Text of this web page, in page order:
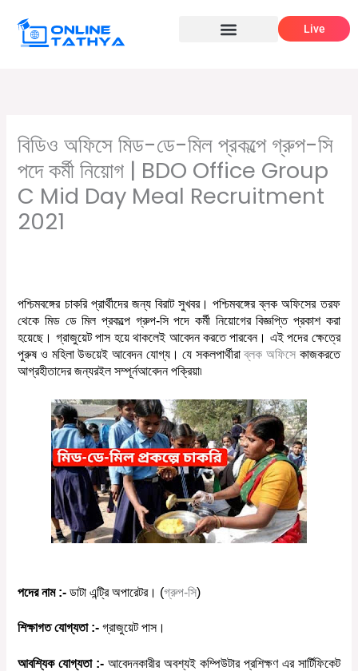
Live
বিডিও অফিসে মিড-ডে-মিল প্রকল্পে গ্রুপ-সি
পদে কর্মী নিয়োগ | BDO Office Group
C Mid Day Meal Recruitment
2021
পশ্চিমবঙ্গের চাকরি প্রার্থীদের জন্য বিরাট সুখবর। পশ্চিমবঙ্গের ব্লক অফিসের তরফ
থেকে মিড ডে মিল প্রকল্পে গ্রুপ-সি পদে কর্মী নিয়োগের বিজ্ঞপ্তি প্রকাশ করা
হয়েছে। গ্রাজুয়েট পাস হয়ে থাকলেই আবেদন করতে পারবেন। এই পদের ক্ষেত্রে
পুরুষ ও মহিলা উভয়েই আবেদন যোগ্য। যে সকলপার্থীরা ব্লক অফিসে কাজকরতে
আগ্রহীতাদের জন্যরইল সম্পূর্নআবেদন পক্রিয়া৷
পদের নাম:- ডাটা এন্ট্রি অপারেটর। (গ্রুপ-সি)
শিক্ষাগত যোগ্যতা:-গ্রাজুয়েট পাস।
আবশ্যিক যোগ্যতা:- আবেদনকারীর অবশ্যই কম্পিউটার প্রশিক্ষণ এর সার্টিফিকেট